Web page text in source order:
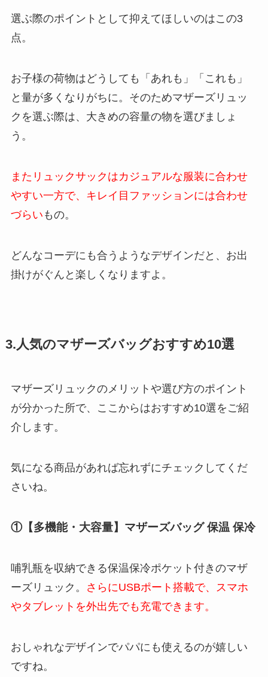
選ぶ際のポイントとして抑えてほしいのはこの3
点。
お子様の荷物はどうしても「あれも」「これも」
と量が多くなりがちに。そのためマザーズリュッ
クを選ぶ際は、大きめの容量の物を選びましょ
う。
またリュックサックはカジュアルな服装に合わせ
やすい一方で、キレイ目ファッションには合わせ
づらい もの。
どんなコーデにも合うようなデザインだと、お出
掛けがぐんと楽しくなりますよ。
3.人気のマザーズバッグおすすめ10選
マザーズリュックのメリットや選び方のポイント
が分かった所で、ここからはおすすめ10選をご紹
介します。
気になる商品があれば忘れずにチェックしてくだ
さいね。
①【多機能・大容量】マザーズバッグ 保温 保冷
哺乳瓶を収納できる保温保冷ポケット付きのマザ
ーズリュック。
さらにUSBポート搭載で、スマホ
やタブレットを外出先でも充電できます。
おしゃれなデザインでパパにも使えるのが嬉しい
ですね。